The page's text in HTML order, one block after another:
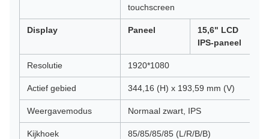
touchscreen
Display Paneel
15,6" LCD
IPS-paneel
Resolutie 1920*1080
Actief gebied 344,16 (H) x 193,59 mm (V)
Weergavemodus Normaal zwart, IPS
Kijkhoek 85/85/85/85 (L/R/B/B)